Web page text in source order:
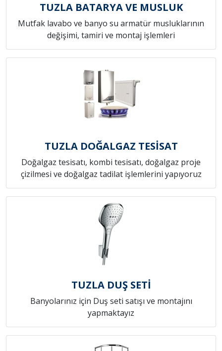
TUZLA BATARYA VE MUSLUK
Mutfak lavabo ve banyo su armatür musluklarının
değişimi, tamiri ve montaj işlemleri
TUZLA DOĞALGAZ TESİSAT
Doğalgaz tesisatı, kombi tesisatı, doğalgaz proje
çizilmesi ve doğalgaz tadilat işlemlerini yapıyoruz
TUZLA DUŞ SETİ
Banyolarınız için Duş seti satışı ve montajını
yapmaktayız